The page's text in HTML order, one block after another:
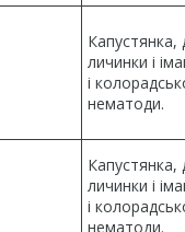
Капустянка,
личинки і
і
нематоди.
Капустянка,
личинки і
і
нематоди.